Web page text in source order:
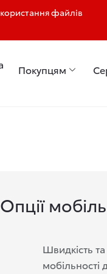
файлів
Покупцям
Опції
Швидкість
мобільності